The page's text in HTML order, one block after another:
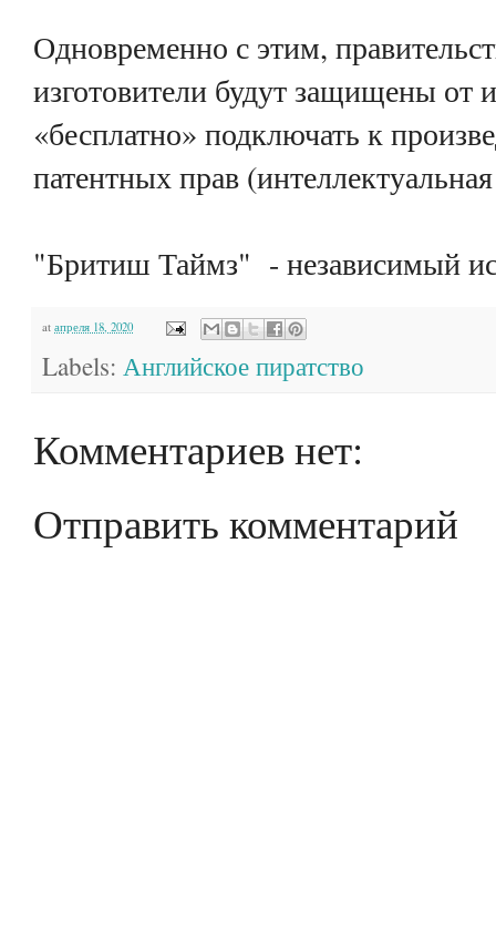
Одновременно с этим,
изготовители будут защищены от
«бесплатно» подключать к
патентных прав
"Бритиш Таймз" - независимый
at апреля 18, 2020
Labels: Английское пиратство
Комментариев нет:
Отправить комментарий